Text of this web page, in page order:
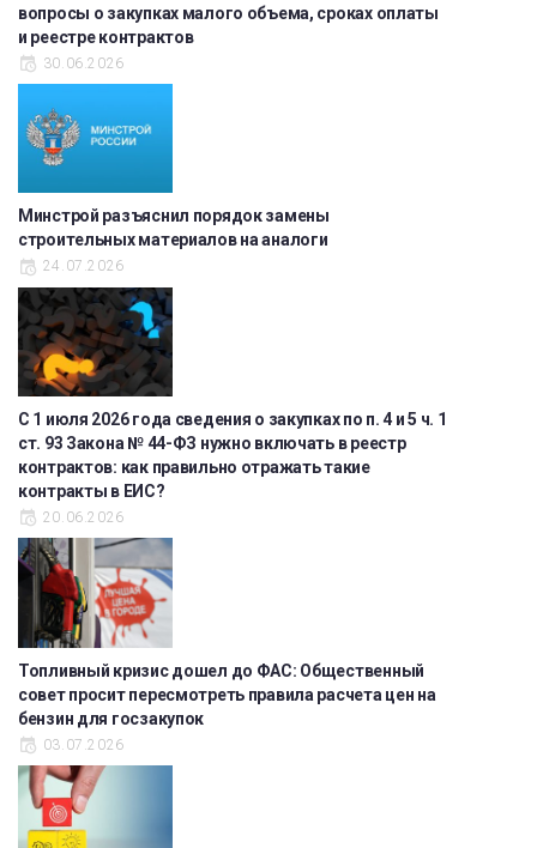
вопросы о закупках малого объема, сроках оплаты
и реестре контрактов
30.06.2026
Минстрой разъяснил порядок замены
строительных материалов на аналоги
24.07.2026
С 1 июля 2026 года сведения о закупках по п. 4 и 5 ч. 1
ст. 93 Закона № 44-ФЗ нужно включать в реестр
контрактов: как правильно отражать такие
контракты в ЕИС?
20.06.2026
Топливный кризис дошел до ФАС: Общественный
совет просит пересмотреть правила расчета цен на
бензин для госзакупок
03.07.2026